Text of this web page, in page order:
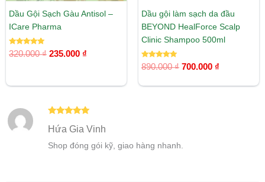
Dầu Gội Sạch Gàu Antisol –
ICare Pharma
Được xếp
hạng
320.000₫ 235.000 ₫
Dầu gội làm sạch da đầu
BEYOND HealForce Scalp
Clinic Shampoo 500ml
Được xếp
hạng
890.000₫ 700.000 ₫
hạng55
Hứa Gia Vinh
Shop đóng gói kỹ, giao hàng nhanh.